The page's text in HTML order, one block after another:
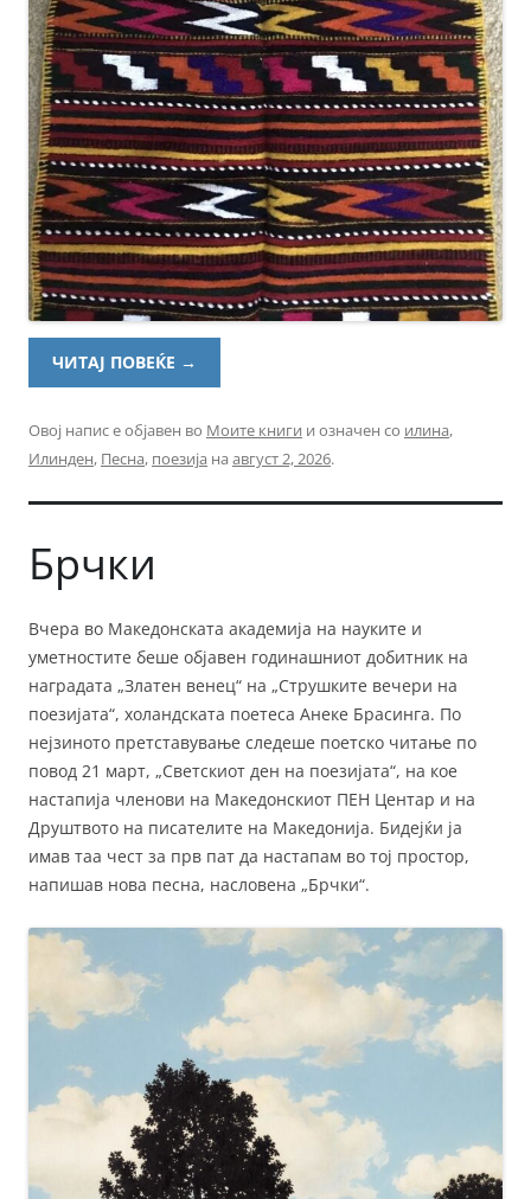
ЧИТАЈ ПОВЕЌЕ →
Овој напис е објавен во Моите книги и означен со илина,
Илинден, Песна, поезија на август 2, 2026.
Брчки
Вчера во Македонската академија на науките и
уметностите беше објавен годинашниот добитник на
наградата „Златен венец“ на „Струшките вечери на
поезијата“, холандската поетеса Анеке Брасинга. По
нејзиното претставување следеше поетско читање по
повод 21 март, „Светскиот ден на поезијата“, на кое
настапија членови на Македонскиот ПЕН Центар и на
Друштвото на писателите на Македонија. Бидејќи ја
имав таа чест за прв пат да настапам во тој простор,
напишав нова песна, насловена „Брчки“.